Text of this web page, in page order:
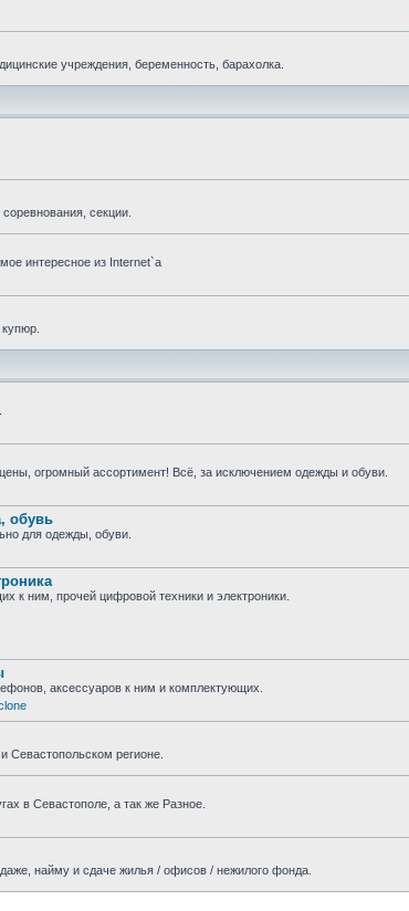
учреждения, беременность, барахолка.
секции.
интересное из Internet`а
огромный ассортимент! Всё, за исключением одежды и обуви.
обувь
для одежды, обуви.
к ним, прочей цифровой техники и электроники.
аксессуаров к ним и комплектующих.
Севастопольском регионе.
в Севастополе, а так же Разное.
найму и сдаче жилья / офисов / нежилого фонда.